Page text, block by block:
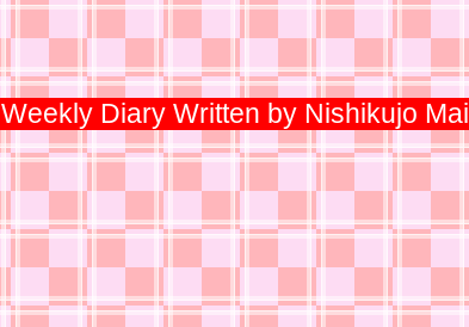
Weekly Diary Written by Nishikujo Mai